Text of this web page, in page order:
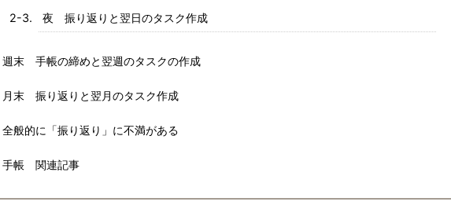
夜 振り返りと翌日のタスク作成
週末 手帳の締めと翌週のタスクの作成
月末 振り返りと翌月のタスク作成
全般的に「振り返り」に不満がある
手帳 関連記事